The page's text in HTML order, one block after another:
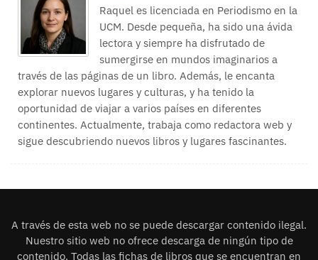
Raquel es licenciada en Periodismo en la
UCM. Desde pequeña, ha sido una ávida
lectora y siempre ha disfrutado de
sumergirse en mundos imaginarios a
través de las páginas de un libro. Además, le encanta
explorar nuevos lugares y culturas, y ha tenido la
oportunidad de viajar a varios países en diferentes
continentes. Actualmente, trabaja como redactora web y
sigue descubriendo nuevos libros y lugares fascinantes.
A través de esta web no se puede descargar contenido ilegal.
Nuestro sitio web no ofrece descarga de ningún tipo de
contenido. Todas las fichas de libros que se encuentran en